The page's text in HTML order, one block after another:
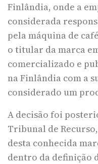
Finlândia, onde a
considerada
pela máquina de
o titular da marca
comercializado e
na Finlândia com a
considerado um
A decisão foi
Tribunal de
desta conhecida
dentro da definição